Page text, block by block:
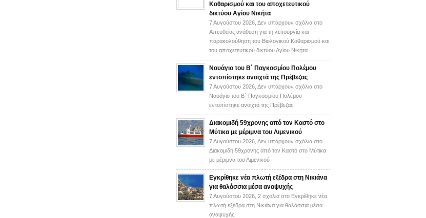
Καθαρισμού και του αποχετευτικού
δικτύου Αγίου Νικήτα
7 Αυγούστου 2026, Δεν υπάρχουν σχόλια στο
Απευθείας ανάθεση για τη λειτουργία και
παρακολούθηση του Βιολογικού Καθαρισμού και
του αποχετευτικού δικτύου Αγίου Νικήτα
Ναυάγιο του Β΄ Παγκοσμίου Πολέμου
εντοπίστηκε ανοιχτά της Πρέβεζας
7 Αυγούστου 2026, Δεν υπάρχουν σχόλια στο
Ναυάγιο του Β΄ Παγκοσμίου Πολέμου
εντοπίστηκε ανοιχτά της Πρέβεζας
Διακομιδή 59χρονης από τον Καστό στο
Μύτικα με μέριμνα του Λιμενικού
7 Αυγούστου 2026, Δεν υπάρχουν σχόλια στο
Διακομιδή 59χρονης από τον Καστό στο Μύτικα
με μέριμνα του Λιμενικού
Εγκρίθηκε νέα πλωτή εξέδρα στη Νικιάνα
για θαλάσσια μέσα αναψυχής
7 Αυγούστου 2026, 2 σχόλια στο Εγκρίθηκε νέα
πλωτή εξέδρα στη Νικιάνα για θαλάσσια μέσα
αναψυχής